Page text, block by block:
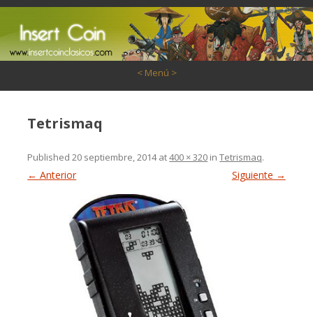
< Menú >
Tetrismaq
Published20 septiembre, 2014at400 × 320 inTetrismaq.
← Anterior Siguiente →